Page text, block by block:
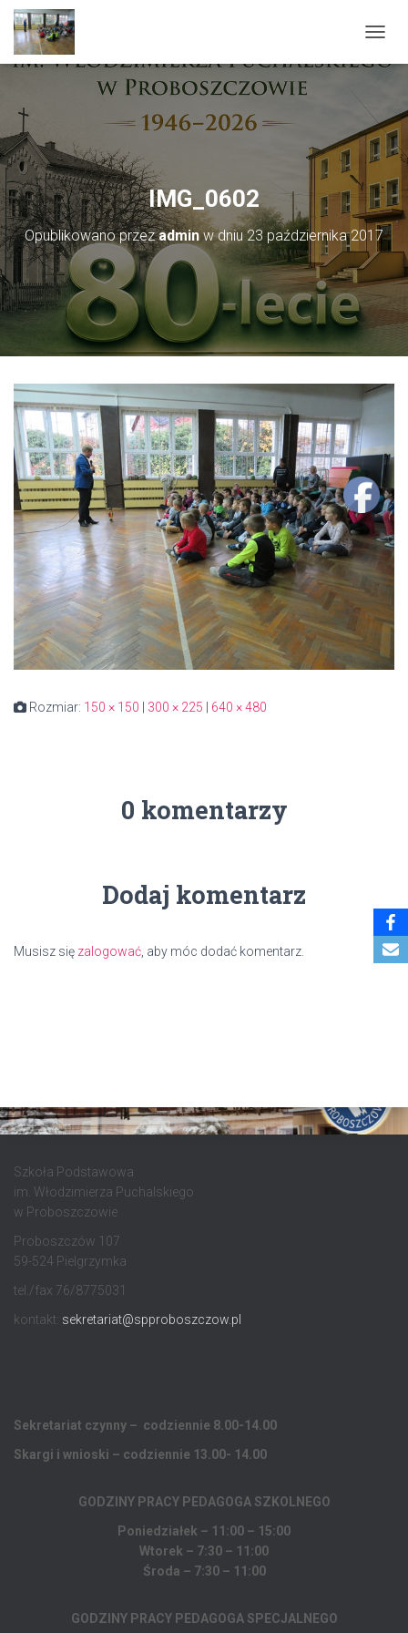
IMG_0602
Opublikowano przezadminw dniu23 października 2017
Rozmiar: 150 × 150 | 300 × 225 | 640 × 480
0 komentarzy
Dodaj komentarz
Musisz się zalogować , aby móc dodać komentarz.
Szkoła Podstawowa
im. Włodzimierza Puchalskiego
w Proboszczowie
Proboszczów 107
59-524 Pielgrzymka
tel./fax 76/8775031
kontakt: sekretariat@spproboszczow.pl
Sekretariat czynny – codziennie 8.00-14.00
Skargi i wnioski – codziennie 13.00- 14.00
GODZINY PRACY PEDAGOGA SZKOLNEGO
Poniedziałek – 11:00 – 15:00
Wtorek – 7:30 – 11:00
Środa – 7:30 – 11:00
GODZINY PRACY PEDAGOGA SPECJALNEGO